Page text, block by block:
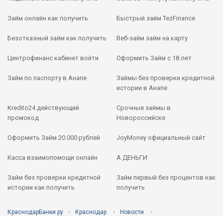
Займ онлайн как получить Быстрый займ TezFinance
Безотказный займ как получить Веб-займ займ на карту
Центрофинанс кабинет войти Оформить Займ с 18 лет
Займ по паспорту в Анапе
Займы без проверки кредитной
истории в Анапе
Kredito24 действующий
промокод
Срочные займы в
Новороссийске
Оформить Займ 20 000 рублей JoyMoney официальный сайт
Касса взаимопомощи онлайн А ДЕНЬГИ
Займ без проверки кредитной
истории как получить
Займ первый без процентов как
получить
КраснодарБанки.ру Краснодар
Новости